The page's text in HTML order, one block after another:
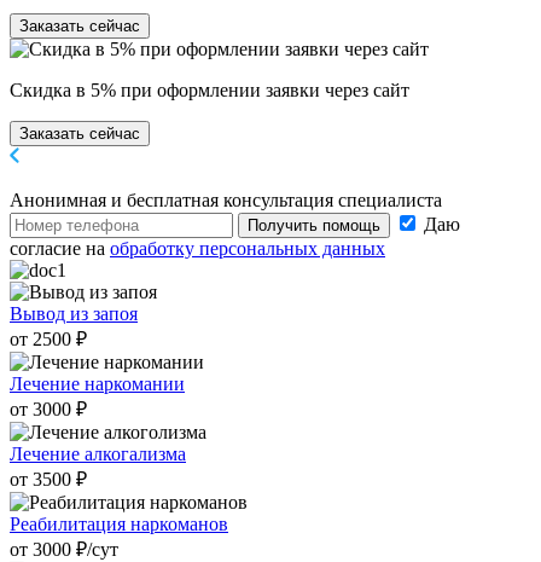
Заказать сейчас
Скидка в 5% при оформлении заявки через сайт
Заказать сейчас
Анонимная и бесплатная консультация специалиста
Получить помощь
Даю
согласие на обработку персональных данных
Вывод из запоя
от 2500 ₽
Лечение наркомании
от 3000 ₽
Лечение алкогализма
от 3500 ₽
Реабилитация наркоманов
от 3000 ₽/cут